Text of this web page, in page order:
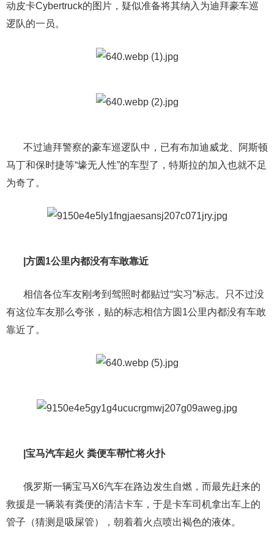
动皮卡Cybertruck的图片，疑似准备将其纳入为迪拜豪车巡
逻队的一员。
不过迪拜警察的豪车巡逻队中，已有布加迪威龙、阿斯顿
马丁和保时捷等“壕无人性”的车型了，特斯拉的加入也就不足
为奇了。
|方圆1公里内都没有车敢靠近
相信各位车友刚考到驾照时都贴过“实习”标志。只不过没
有这位车友那么夸张，贴的标志相信方圆1公里内都没有车敢
靠近了。
|宝马汽车起火 粪便车帮忙将火扑
俄罗斯一辆宝马X6汽车在路边发生自燃，而最先赶来的
救援是一辆装有粪便的清洁卡车，于是卡车司机拿出车上的
管子（猜测是吸屎管），朝着着火点喷出褐色的液体。